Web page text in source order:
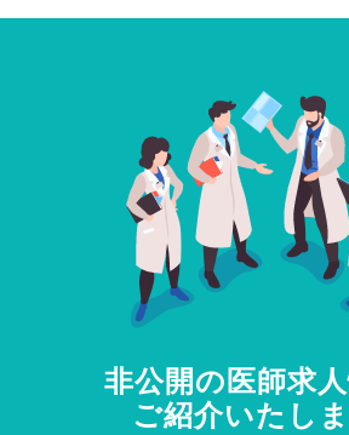
非公開の医師求
ご紹介いたしま